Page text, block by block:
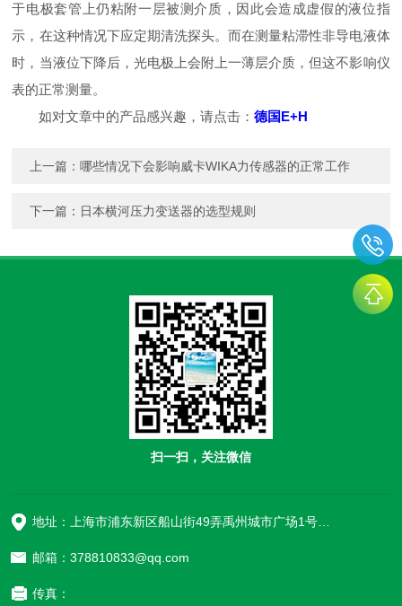
于电极套管上仍粘附一层被测介质，因此会造成虚假的液位指
示，在这种情况下应定期清洗探头。而在测量粘滞性非导电液体
时，当液位下降后，光电极上会附上一薄层介质，但这不影响仪
表的正常测量。
如对文章中的产品感兴趣，请点击：德国E+H
上一篇：哪些情况下会影响威卡WIKA力传感器的正常工作
下一篇： 日本横河压力变送器的选型规则
扫一扫，关注微信
地址：上海市浦东新区船山街49弄禹州城市广场1号楼906
邮箱：378810833@qq.com
传真：